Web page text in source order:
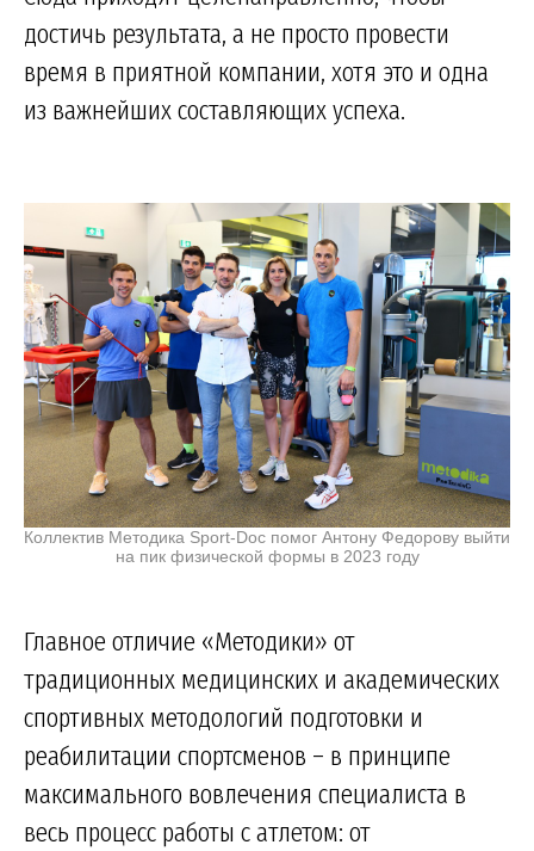
достичь результата, а не просто провести
время в приятной компании, хотя это и одна
из важнейших составляющих успеха.
Коллектив Методика Sport-Doc помог Антону Федорову выйти
на пик физической формы в 2023 году
Главное отличие «Методики» от
традиционных медицинских и академических
спортивных методологий подготовки и
реабилитации спортсменов – в принципе
максимального вовлечения специалиста в
весь процесс работы с атлетом: от